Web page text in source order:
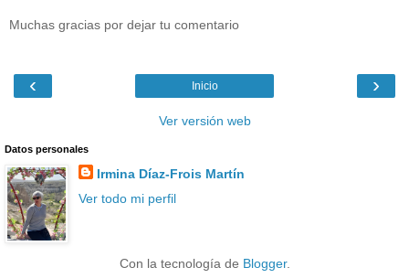
Muchas gracias por dejar tu comentario
‹ ›
Inicio
Ver versión web
Datos personales
Irmina Díaz-Frois Martín
Ver todo mi perfil
Con la tecnología de Blogger.